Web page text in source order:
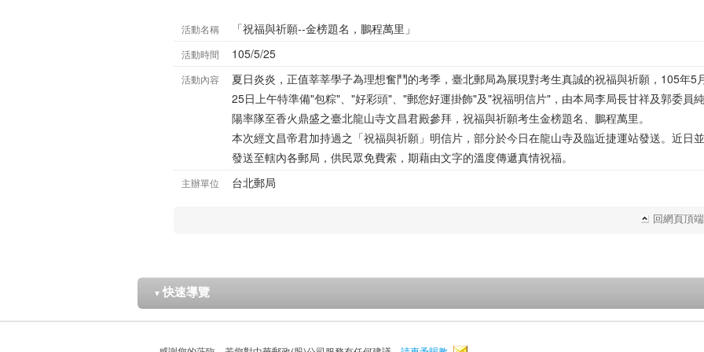
活動名稱 「祝福與祈願--金榜題名，鵬程萬里」
活動時間 105/5/25
活動內容
夏日炎炎，正值莘莘學子為理想奮鬥的考季，臺北郵局為展現對考生真誠的祝福與祈願，105年5
25日上午特準備"包粽"、"好彩頭"、"郵您好運掛飾"及"祝福明信片"，由本局李局長甘祥及郭委員純
陽率隊至香火鼎盛之臺北龍山寺文昌君殿參拜，祝福與祈願考生金榜題名、鵬程萬里。
本次經文昌帝君加持過之「祝福與祈願」明信片，部分於今日在龍山寺及臨近捷運站發送。近日並
發送至轄內各郵局，供民眾免費索，期藉由文字的溫度傳遞真情祝福。
主辦單位 台北郵局
回網頁頂端
▼ 快速導覽